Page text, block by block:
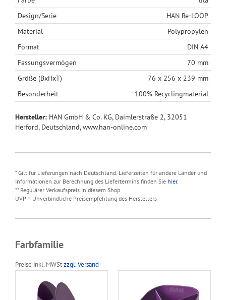
Design/Serie
HAN Re-LOOP
Material
Polypropylen
Format
DIN A4
Fassungsvermögen
70 mm
Größe (BxHxT)
76 x 256 x 239 mm
Besonderheit
100% Recyclingmaterial
Hersteller: HAN GmbH & Co. KG, Daimlerstraße 2, 32051
Herford, Deutschland, www.han-online.com
* Gilt für Lieferungen nach Deutschland. Lieferzeiten für andere Länder und
Informationen zur Berechnung des Liefertermins finden Sie hier.
** Regulärer Verkaufspreis in diesem Shop
UVP = Unverbindliche Preisempfehlung des Herstellers
Farbfamilie
Preise inkl. MWStzzgl. Versand